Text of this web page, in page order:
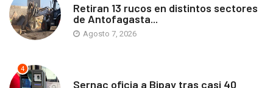
Retiran 13 rucos en distintos sectores
de Antofagasta...
Agosto 7, 2026
4
Sernac oficia a Bipay tras casi 40